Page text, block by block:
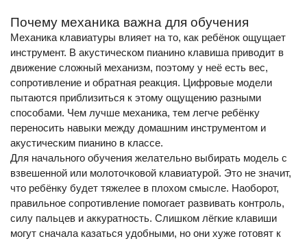
Почему механика важна для обучения
Механика клавиатуры влияет на то, как ребёнок ощущает
инструмент. В акустическом пианино клавиша приводит в
движение сложный механизм, поэтому у неё есть вес,
сопротивление и обратная реакция. Цифровые модели
пытаются приблизиться к этому ощущению разными
способами. Чем лучше механика, тем легче ребёнку
переносить навыки между домашним инструментом и
акустическим пианино в классе.
Для начального обучения желательно выбирать модель с
взвешенной или молоточковой клавиатурой. Это не значит,
что ребёнку будет тяжелее в плохом смысле. Наоборот,
правильное сопротивление помогает развивать контроль,
силу пальцев и аккуратность. Слишком лёгкие клавиши
могут сначала казаться удобными, но они хуже готовят к